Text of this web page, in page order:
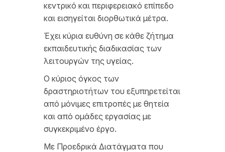
κεντρικό και περιφερειακό επίπεδο
και εισηγείται διορθωτικά μέτρα.
Έχει κύρια ευθύνη σε κάθε ζήτημα
εκπαιδευτικής διαδικασίας των
λειτουργών της υγείας.
Ο κύριος όγκος των
δραστηριοτήτων του εξυπηρετείται
από μόνιμες επιτροπές με θητεία
και από ομάδες εργασίας με
συγκεκριμένο έργο.
Με Προεδρικά Διατάγματα που